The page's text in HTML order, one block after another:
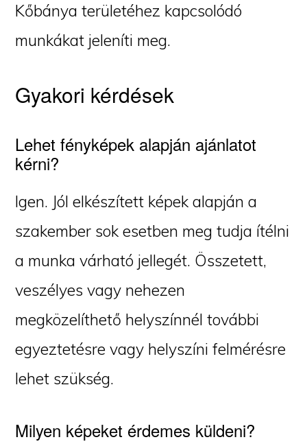
Kőbánya területéhez kapcsolódó
munkákat jeleníti meg.
Gyakori kérdések
Lehet fényképek alapján ajánlatot
kérni?
Igen. Jól elkészített képek alapján a
szakember sok esetben meg tudja ítélni
a munka várható jellegét. Összetett,
veszélyes vagy nehezen
megközelíthető helyszínnél további
egyeztetésre vagy helyszíni felmérésre
lehet szükség.
Milyen képeket érdemes küldeni?